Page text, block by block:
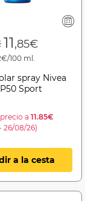
reduced
to
11,85€
100 ml.
spray Nivea
Sport
a 11.85€
26/08/26)
a la cesta